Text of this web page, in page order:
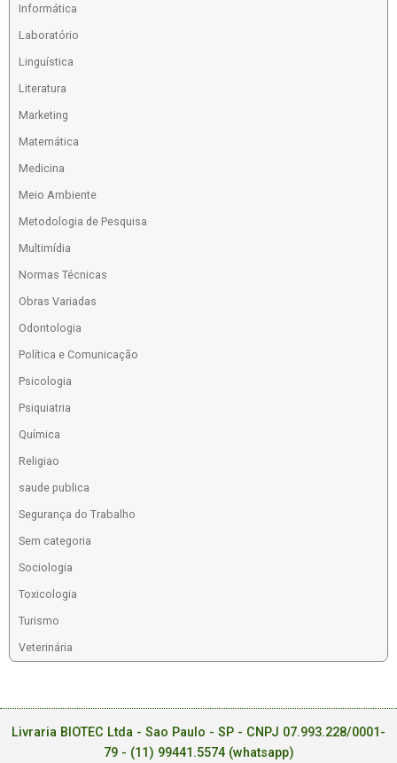
Informática
Laboratório
Linguística
Literatura
Marketing
Matemática
Medicina
Meio Ambiente
Metodologia de Pesquisa
Multimídia
Normas Técnicas
Obras Variadas
Odontologia
Política e Comunicação
Psicologia
Psiquiatria
Química
Religiao
saude publica
Segurança do Trabalho
Sem categoria
Sociologia
Toxicologia
Turismo
Veterinária
Livraria BIOTEC Ltda - Sao Paulo - SP - CNPJ 07.993.228/0001-
79 - (11) 99441.5574 (whatsapp)